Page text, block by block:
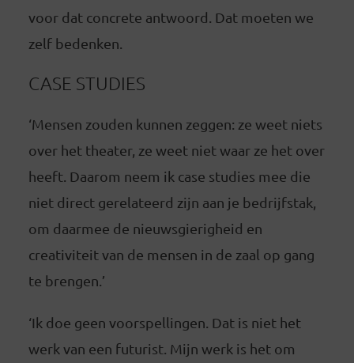
voor dat concrete antwoord. Dat moeten we
zelf bedenken.
CASE STUDIES
‘Mensen zouden kunnen zeggen: ze weet niets
over het theater, ze weet niet waar ze het over
heeft. Daarom neem ik case studies mee die
niet direct gerelateerd zijn aan je bedrijfstak,
om daarmee de nieuwsgierigheid en
creativiteit van de mensen in de zaal op gang
te brengen.’
‘Ik doe geen voorspellingen. Dat is niet het
werk van een futurist. Mijn werk is het om